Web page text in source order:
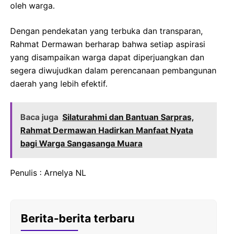
oleh warga.
Dengan pendekatan yang terbuka dan transparan,
Rahmat Dermawan berharap bahwa setiap aspirasi
yang disampaikan warga dapat diperjuangkan dan
segera diwujudkan dalam perencanaan pembangunan
daerah yang lebih efektif.
Baca juga Silaturahmi dan Bantuan Sarpras,
Rahmat Dermawan Hadirkan Manfaat Nyata
bagi Warga Sangasanga Muara
Penulis : Arnelya NL
Berita-berita terbaru